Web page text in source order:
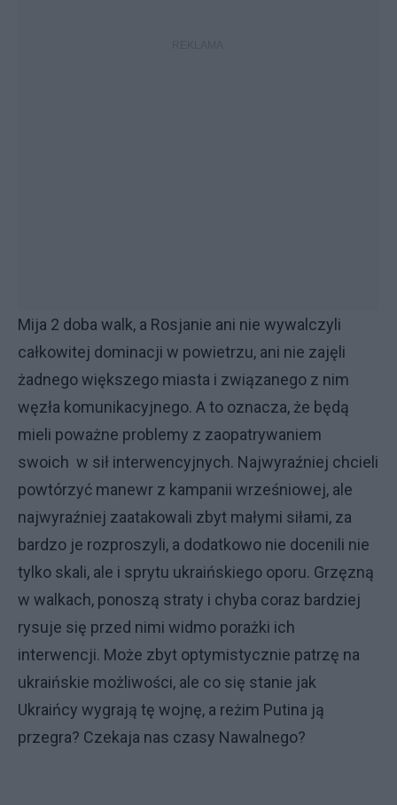
Mija 2 doba walk, a Rosjanie ani nie wywalczyli
całkowitej dominacji w powietrzu, ani nie zajęli
żadnego większego miasta i związanego z nim
węzła komunikacyjnego. A to oznacza, że będą
mieli poważne problemy z zaopatrywaniem
swoich w sił interwencyjnych. Najwyraźniej chcieli
powtórzyć manewr z kampanii wrześniowej, ale
najwyraźniej zaatakowali zbyt małymi siłami, za
bardzo je rozproszyli, a dodatkowo nie docenili nie
tylko skali, ale i sprytu ukraińskiego oporu. Grzęzną
w walkach, ponoszą straty i chyba coraz bardziej
rysuje się przed nimi widmo porażki ich
interwencji. Może zbyt optymistycznie patrzę na
ukraińskie możliwości, ale co się stanie jak
Ukraińcy wygrają tę wojnę, a reżim Putina ją
przegra? Czekaja nas czasy Nawalnego?